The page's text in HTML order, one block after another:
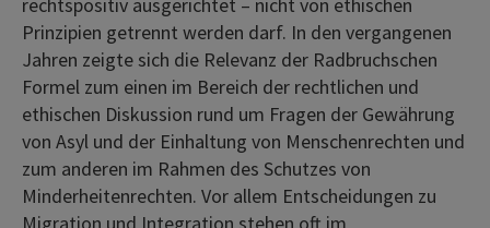
Prinzipien getrennt werden darf. In den vergangenen
Jahren zeigte sich die Relevanz der Radbruchschen
Formel zum einen im Bereich der rechtlichen und
ethischen Diskussion rund um Fragen der Gewährung
von Asyl und der Einhaltung von Menschenrechten und
zum anderen im Rahmen des Schutzes von
Minderheitenrechten. Vor allem Entscheidungen zu
Migration und Integration stehen oft im